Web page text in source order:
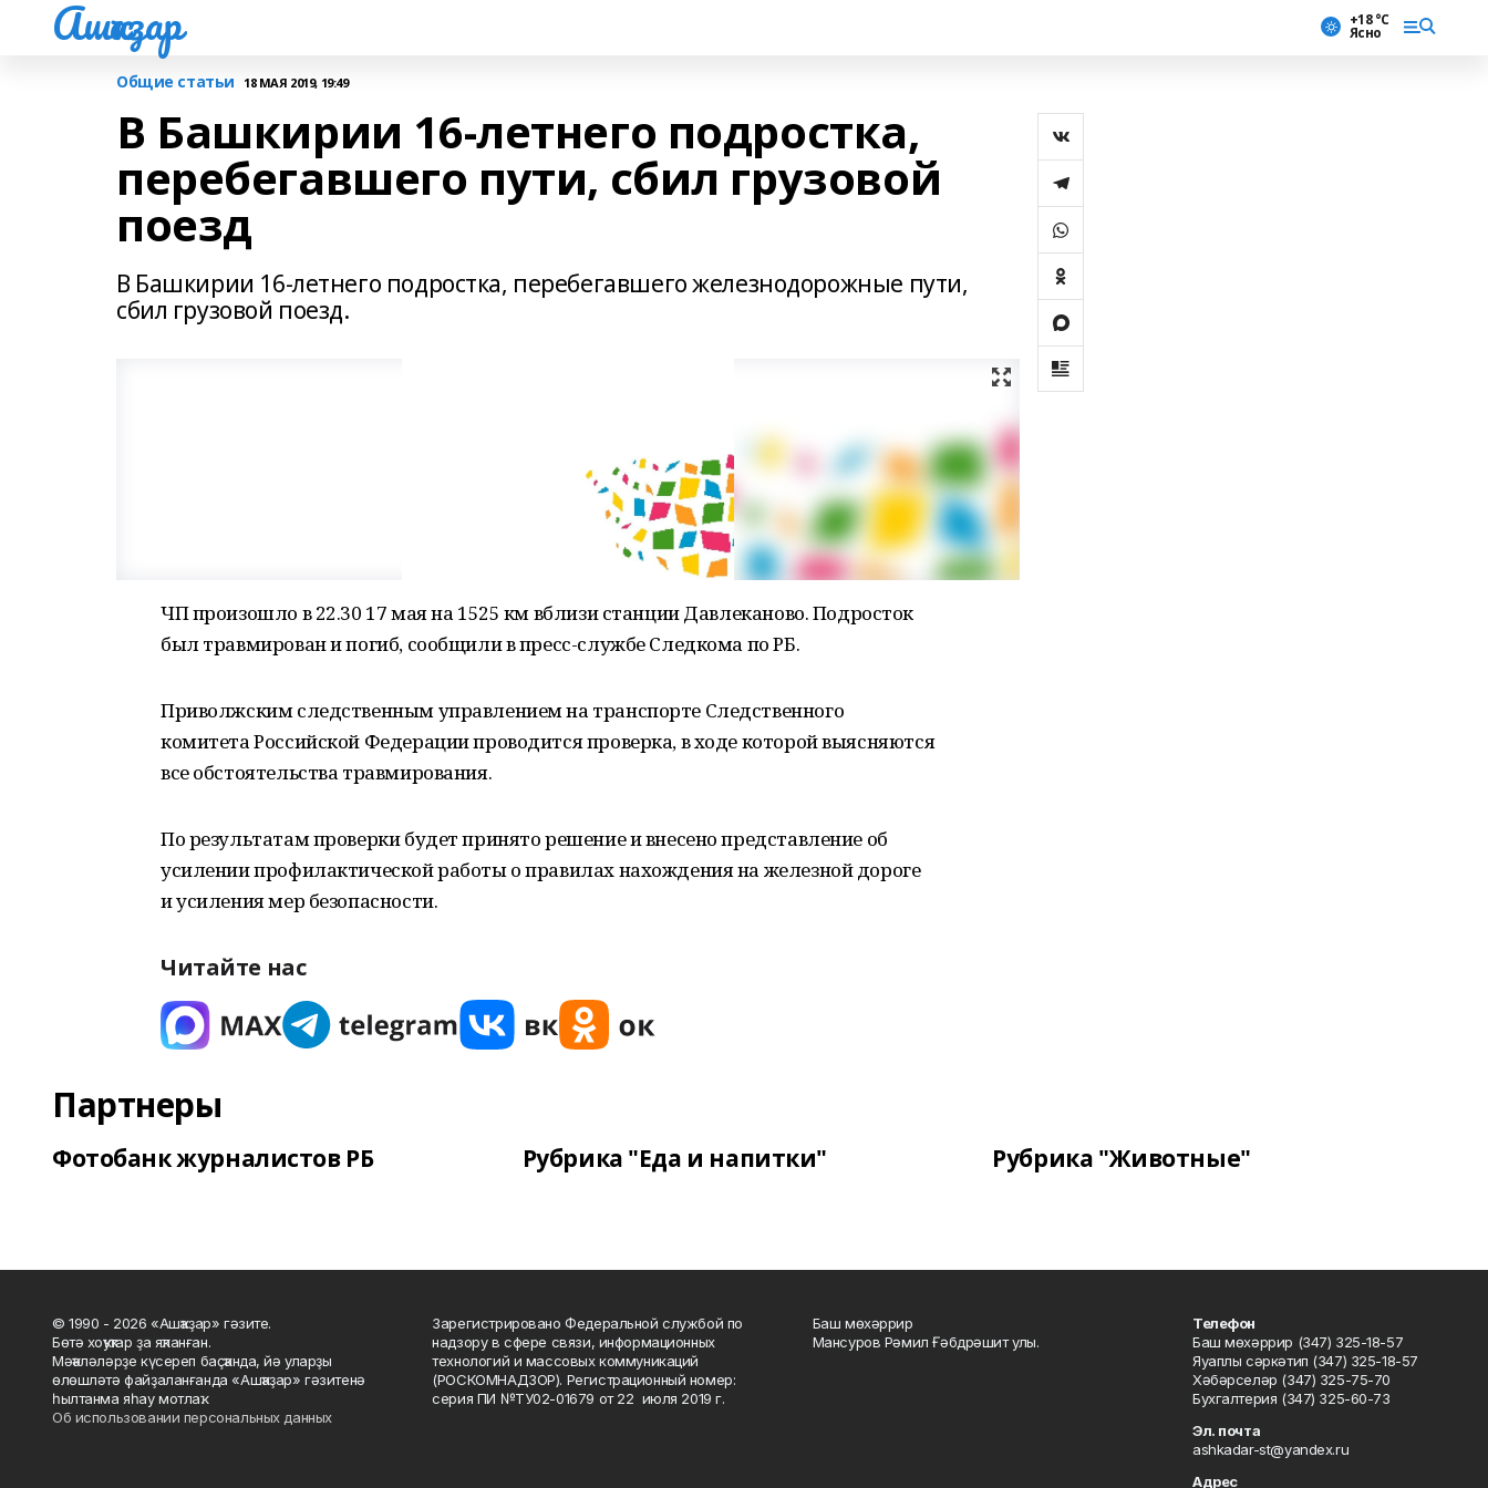
Ашҡаҙар +18 °С
Ясно
Общие статьи 18 МАЯ 2019, 19:49
В Башкирии 16-летнего подростка,
перебегавшего пути, сбил грузовой
поезд
В Башкирии 16-летнего подростка, перебегавшего железнодорожные пути,
сбил грузовой поезд.
ЧП произошло в 22.30 17 мая на 1525 км вблизи станции Давлеканово. Подросток
был травмирован и погиб, сообщили в пресс-службе Следкома по РБ.
Приволжским следственным управлением на ­транспорте Следственного
комитета Россий­ской Федерации проводится проверка, в ходе которой выясняются
все обстоятельства травмирования.
По результатам проверки будет принято решение и внесено представление об
усилении профилактической работы о правилах нахождения на железной дороге
и усиления мер безопасности.
Читайте нас
Партнеры
Фотобанк журналистов РБ Рубрика "Еда и напитки" Рубрика "Животные"
© 1990 - 2026 «Ашҡаҙар» гәзите.
Бөтә хоҡуҡтар ҙа яҡланған.
Мәҡәләләрҙе күсереп баҫҡанда, йә уларҙы
өлөшләтә файҙаланғанда «Ашҡаҙар» гәзитенә
һылтанма яһау мотлаҡ.
Об использовании персональных данных
Зарегистрировано Федеральной службой по
надзору в сфере связи, информационных
технологий и массовых коммуникаций
(РОСКОМНАДЗОР). Регистрационный номер:
серия ПИ №ТУ02-01679 от 22 июля 2019 г.
Баш мөхәррир
Мансуров Рәмил Ғәбдрәшит улы.
Телефон
Баш мөхәррир (347) 325-18-57
Яуаплы сәркәтип (347) 325-18-57
Хәбәрселәр (347) 325-75-70
Бухгалтерия (347) 325-60-73
Эл. почта
ashkadar-st@yandex.ru
Адрес